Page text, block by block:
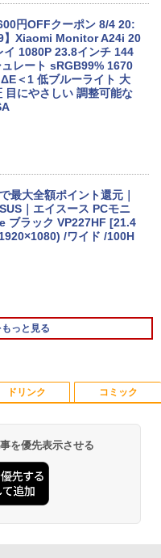
】リカバリー付属 Windo
通 LIFEBOOK A7511/G(F
i5 1145G7 8GB 500G
ROM テンキーなし フルH
第10世代Core i7-10850H/
択可)/ NVMe 256GB-SSD
)/ NVIDIA RTX 3000 カメ
Office付き Win11中古ノ
古パソコン 中古PC即日
クーポン】MINISFOR
PC、インテル Core Ultra
ベアボーンキッ
メモリ、PCIe
1.4/USB4、3画面出力
ン】MINISFORUM UM8
AMD Ryzen 7 8845HS 1
ーミングpc 2.5Gbps LA
円OFFクーポン 8/4 20:
】Xiaomi Monitor A24i 20
イ 1080P 23.8インチ 144
レート sRGB99% 1670
＜1 低ブルーライト 大
目にやさしい 調整可能な
最大全額ポイント還元｜
｜エイスース PCモニ
ブラック VP227HF [21.4
/ワイド /100H
っと見る
と 17巻 【電子書籍】[ 日
P40i オフホワイト
feat. Flo Milli, ATL Jacob
ドリンク
ラベルレス 500ml ×24本
ナジウム含有 水 ミネラル
ボトル 静岡県産 500ミリリ
コミック
17巻 (デジタル版ビッグガ
)
を優先表示させる